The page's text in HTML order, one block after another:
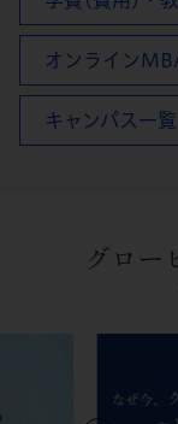
オンライン
キャンパス一覧
グロー